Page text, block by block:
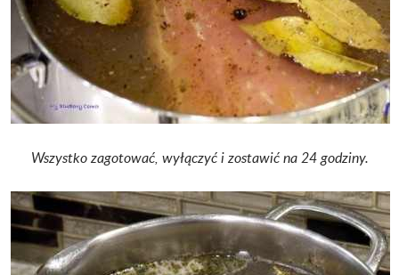
Wszystko zagotować, wyłączyć i zostawić na 24 godziny.